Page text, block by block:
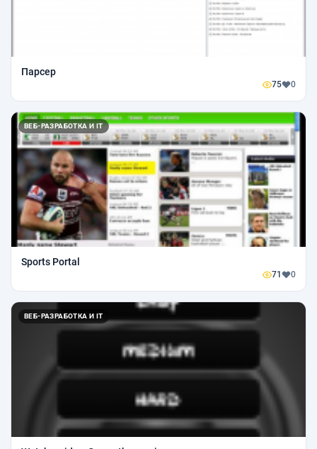
Парсер
75 0
ВЕБ-РАЗРАБОТКА И IT
Sports Portal
71 0
ВЕБ-РАЗРАБОТКА И IT